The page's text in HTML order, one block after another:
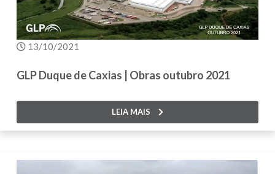
13/10/2021
GLP Duque de Caxias | Obras outubro 2021
LEIA MAIS